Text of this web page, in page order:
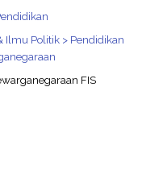
Ilmu Politik > Pendidikan
FIS